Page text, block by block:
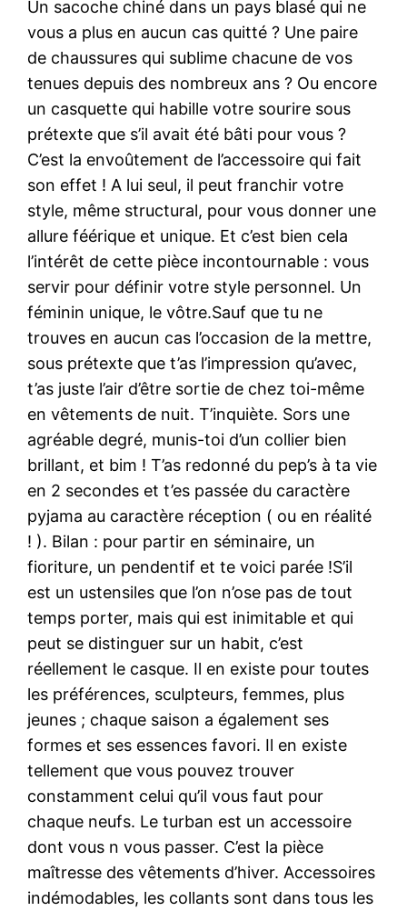
Un sacoche chiné dans un pays blasé qui ne
vous a plus en aucun cas quitté ? Une paire
de chaussures qui sublime chacune de vos
tenues depuis des nombreux ans ? Ou encore
un casquette qui habille votre sourire sous
prétexte que s’il avait été bâti pour vous ?
C’est la envoûtement de l’accessoire qui fait
son effet ! A lui seul, il peut franchir votre
style, même structural, pour vous donner une
allure féérique et unique. Et c’est bien cela
l’intérêt de cette pièce incontournable : vous
servir pour définir votre style personnel. Un
féminin unique, le vôtre.Sauf que tu ne
trouves en aucun cas l’occasion de la mettre,
sous prétexte que t’as l’impression qu’avec,
t’as juste l’air d’être sortie de chez toi-même
en vêtements de nuit. T’inquiète. Sors une
agréable degré, munis-toi d’un collier bien
brillant, et bim ! T’as redonné du pep’s à ta vie
en 2 secondes et t’es passée du caractère
pyjama au caractère réception ( ou en réalité
! ). Bilan : pour partir en séminaire, un
fioriture, un pendentif et te voici parée !S’il
est un ustensiles que l’on n’ose pas de tout
temps porter, mais qui est inimitable et qui
peut se distinguer sur un habit, c’est
réellement le casque. Il en existe pour toutes
les préférences, sculpteurs, femmes, plus
jeunes ; chaque saison a également ses
formes et ses essences favori. Il en existe
tellement que vous pouvez trouver
constamment celui qu’il vous faut pour
chaque neufs. Le turban est un accessoire
dont vous n vous passer. C’est la pièce
maîtresse des vêtements d’hiver. Accessoires
indémodables, les collants sont dans tous les